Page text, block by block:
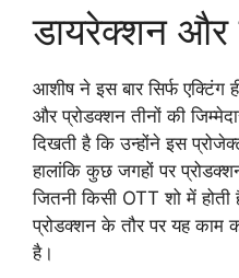
डायरेक्शन
आशीष ने इस बार सिर्फ एक्टिंग
और प्रोडक्शन तीनों की
दिखती है कि उन्होंने इस
हालांकि कुछ जगहों पर
जितनी किसी OTT शो में
प्रोडक्शन के तौर पर यह काम
है।